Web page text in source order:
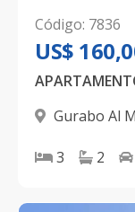
Código: 7836
US$
Gurabo Al
3 2